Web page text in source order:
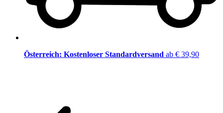
Österreich: Kostenloser Standardversand ab € 39,90